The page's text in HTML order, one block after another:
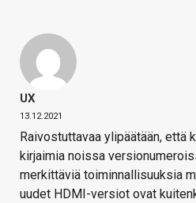
UX
13.12.2021
Raivostuttavaa ylipäätään, että
kirjaimia noissa
merkittäviä toiminnallisuuksia
uudet HDMI-versiot ovat